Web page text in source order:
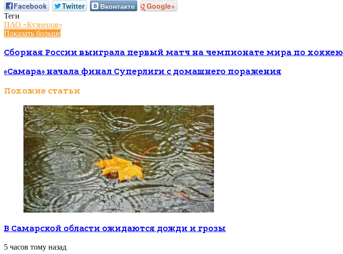
Facebook Twitter Вконтакте Google+
Теги
ПАО «Кузнецов»
Показать больше
Сборная России выиграла первый матч на чемпионате мира по хоккею
«Самара» начала финал Суперлиги с домашнего поражения
Похожие статьи
В Самарской области ожидаются дожди и грозы
5 часов тому назад